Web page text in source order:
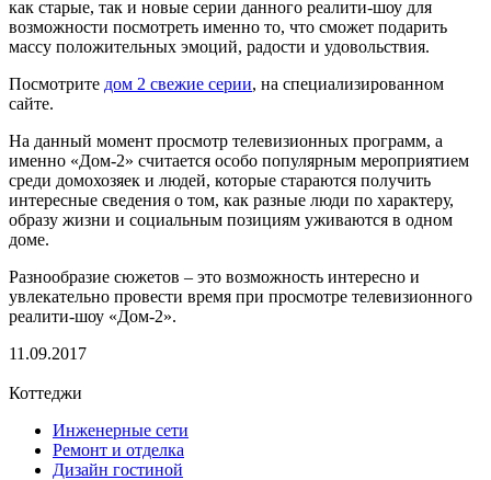
как старые, так и новые серии данного реалити-шоу для
возможности посмотреть именно то, что сможет подарить
массу положительных эмоций, радости и удовольствия.
Посмотрите дом 2 свежие серии, на специализированном
сайте.
На данный момент просмотр телевизионных программ, а
именно «Дом-2» считается особо популярным мероприятием
среди домохозяек и людей, которые стараются получить
интересные сведения о том, как разные люди по характеру,
образу жизни и социальным позициям уживаются в одном
доме.
Разнообразие сюжетов – это возможность интересно и
увлекательно провести время при просмотре телевизионного
реалити-шоу «Дом-2».
11.09.2017
Коттеджи
Инженерные сети
Ремонт и отделка
Дизайн гостиной